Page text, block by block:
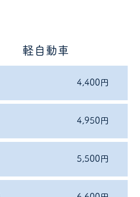
軽自動車
4,400円
4,950円
5,500円